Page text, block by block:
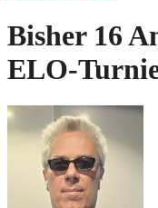
Bisher 16
ELO-